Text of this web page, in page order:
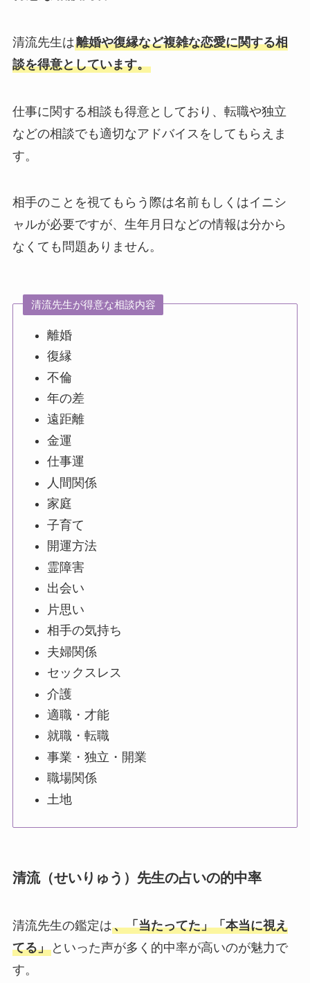
清流先生は離婚や復縁など複雑な恋愛に関する相
談を得意としています。
仕事に関する相談も得意としており、転職や独立
などの相談でも適切なアドバイスをしてもらえま
す。
相手のことを視てもらう際は名前もしくはイニシ
ャルが必要ですが、生年月日などの情報は分から
なくても問題ありません。
清流先生が得意な相談内容
離婚
復縁
不倫
年の差
遠距離
金運
仕事運
人間関係
家庭
子育て
開運方法
霊障害
出会い
片思い
相手の気持ち
夫婦関係
セックスレス
介護
適職・才能
就職・転職
事業・独立・開業
職場関係
土地
清流（せいりゅう）先生の占いの的中率
清流先生の鑑定は、「当たってた」「本当に視え
てる」といった声が多く的中率が高いのが魅力で
す。